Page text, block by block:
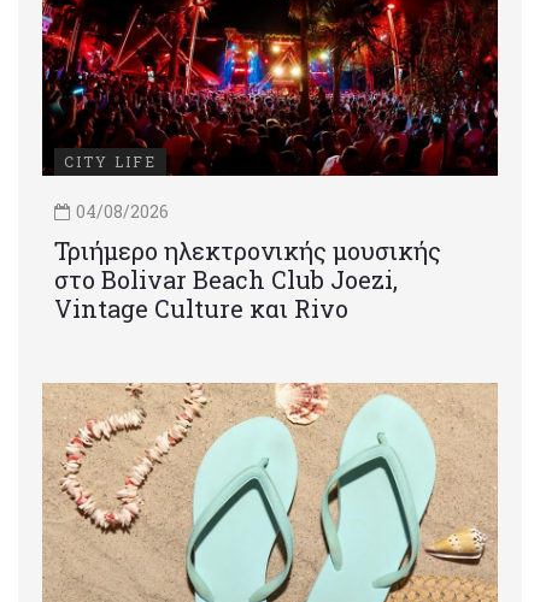
CITY LIFE
04/08/2026
Τριήμερο ηλεκτρονικής μουσικής
στο Bolivar Beach Club Joezi,
Vintage Culture και Rivo